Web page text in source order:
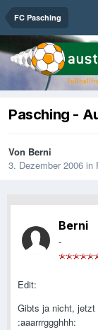
FC Pasching
Pasching -
Von Berni
3. Dezember 2006 in
Berni
-
Edit:
Gibts ja nicht, jetzt
:aaarrrggghhh: